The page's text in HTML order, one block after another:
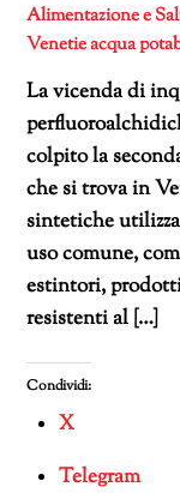
Alimentazione e
Venetieacqua
La vicenda di
colpito la
che si trova in
sintetiche
uso comune,
estintori,
resistenti al […]
Condividi:
X
Telegram